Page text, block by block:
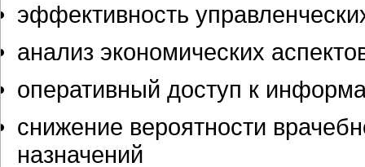
эффективность
анализ экономических
оперативный доступ к
снижение вероятности
назначений